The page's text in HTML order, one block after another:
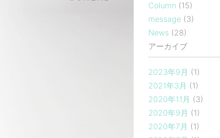
Column (15)
message (3)
News (28)
アーカイブ
2023年9月 (1)
2021年3月 (1)
2020年11月 (3)
2020年9月 (1)
2020年7月 (1)